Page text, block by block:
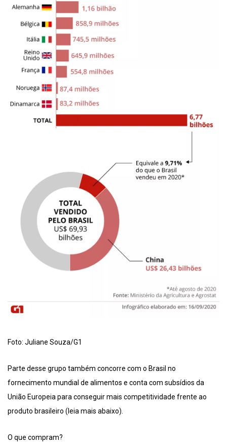
Foto: Juliane Souza/G1
Parte desse grupo também concorre com o Brasil no
fornecimento mundial de alimentos e conta com subsídios da
União Europeia para conseguir mais competitividade frente ao
produto brasileiro (leia mais abaixo).
O que compram?